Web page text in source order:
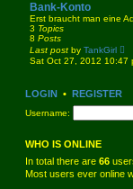
p
h
a
t
t
s
Bank-Konto
Erst braucht man eine
3 Topics
8 Posts
Last post by TankGirl
i
e
e
t
p
Sat Oct 27, 2012 10:47
LOGIN • REGISTER
Username:
WHO IS ONLINE
In total there are 66
Most users ever online